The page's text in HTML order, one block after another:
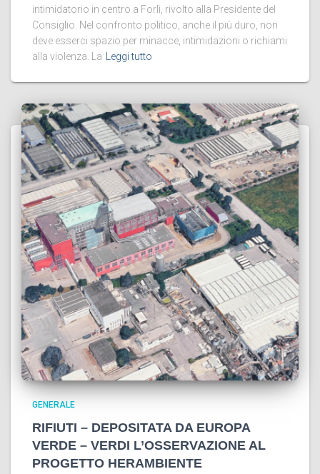
intimidatorio in centro a Forlì, rivolto alla Presidente del
Consiglio. Nel confronto politico, anche il più duro, non
deve esserci spazio per minacce, intimidazioni o richiami
alla violenza. La
Leggi tutto
GENERALE
RIFIUTI – DEPOSITATA DA EUROPA
VERDE – VERDI L’OSSERVAZIONE AL
PROGETTO HERAMBIENTE